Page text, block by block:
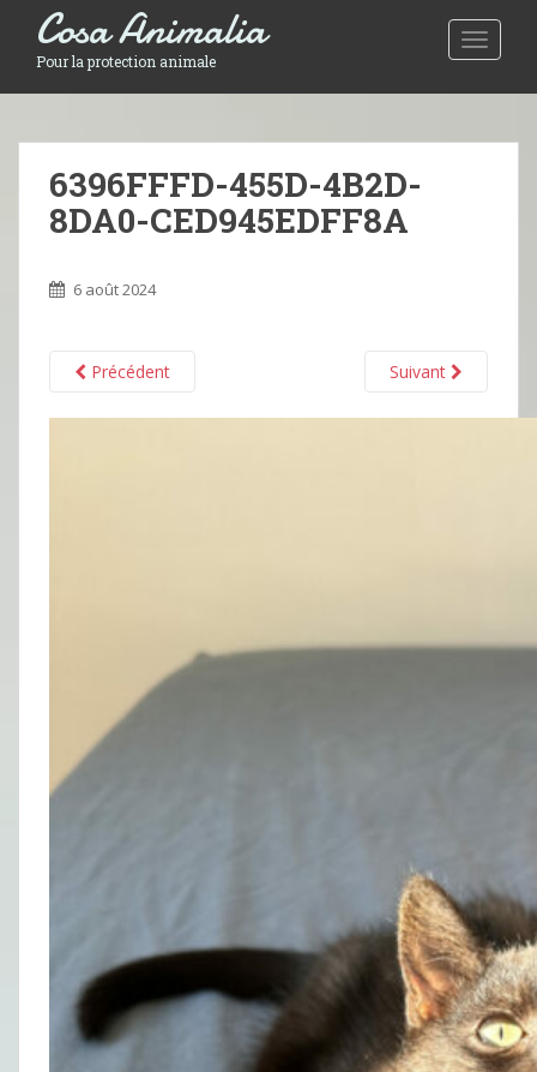
Toggle
Cosa Animalia
Pour la protection animale
6396FFFD-455D-4B2D-
8DA0-CED945EDFF8A
6 août 2024
Précédent Suivant